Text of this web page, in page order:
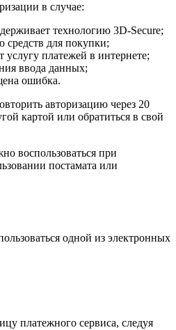
в случае:
технологию 3D-Secure;
средств для покупки;
услугу платежей в интернете;
ввода данных;
ошибка.
авторизацию через 20
картой или обратиться в свой
воспользоваться при
постамата или
одной из электронных
платежного сервиса, следуя